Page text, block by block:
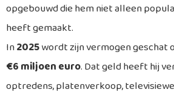
opgebouwd die hem niet alleen
heeft gemaakt.
In2025wordt zijn vermogen geschat
€6 miljoen euro. Dat geld heeft hij
optredens, platenverkoop,